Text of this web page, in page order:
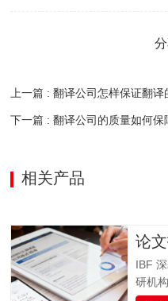
上一篇 : 翻译公司怎样保证翻译
下一篇 : 翻译公司的质量如何保
相关产品
论
IBF
研机